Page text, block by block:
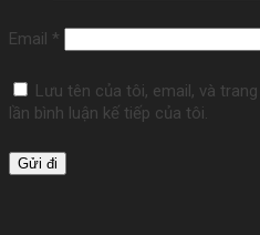
Email *
Lưu tên của tôi, email, và
lần bình luận kế tiếp của tôi.